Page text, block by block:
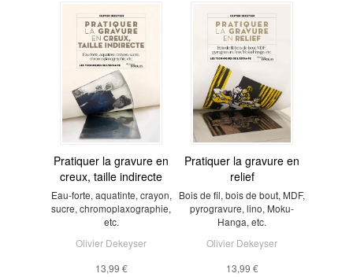
Pratiquer la gravure en
creux, taille indirecte
Eau-forte, aquatinte, crayon,
sucre, chromoplaxographie,
etc.
Olivier Dekeyser
13,99 €
Pratiquer la gravure en
relief
Bois de fil, bois de bout, MDF,
pyrogravure, lino, Moku-
Hanga, etc.
Olivier Dekeyser
13,99 €